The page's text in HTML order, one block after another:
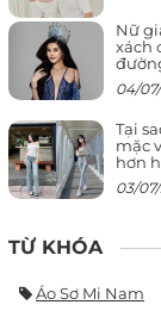
Nữ
xách
04/
Tại
mặc
hơn
03/
TỪ KHÓA
Áo Sơ Mi Nam